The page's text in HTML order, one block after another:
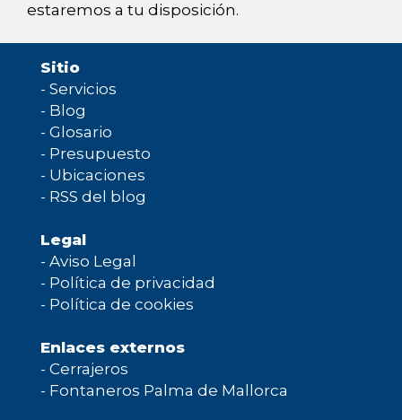
estaremos a tu disposición.
Sitio
- Servicios
- Blog
- Glosario
- Presupuesto
- Ubicaciones
- RSS del blog
Legal
- Aviso Legal
- Política de privacidad
- Política de cookies
Enlaces externos
- Cerrajeros
- Fontaneros Palma de Mallorca